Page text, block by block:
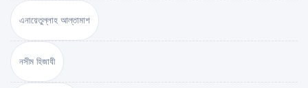
এনায়েতুল্লাহ আল্‌তামাশ
নসীম হিজাযী